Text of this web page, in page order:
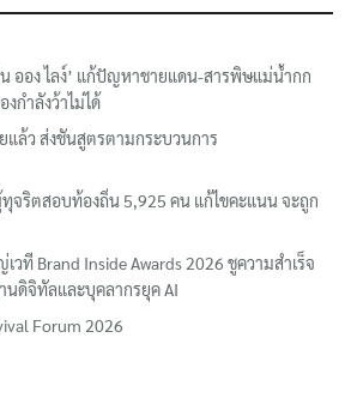
น ออง ไลง์’ แก้ปัญหาชายแดน-สารพิษแม่น้ำกก
กำลังว้าไม่ได้
ยแล้ว ส่งชันสูตรตามกระบวนการ
จริตสอบท้องถิ่น 5,925 คน แก้ไขคะแนน จะถูก
เวที Brand Inside Awards 2026 ชูความสำเร็จ
ดิจิทัลและบุคลากรยุค AI
Forum 2026